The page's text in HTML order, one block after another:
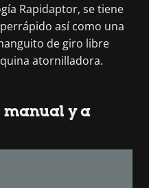
Rapidaptor, se tiene
así como una
de giro libre
atornilladora.
y a